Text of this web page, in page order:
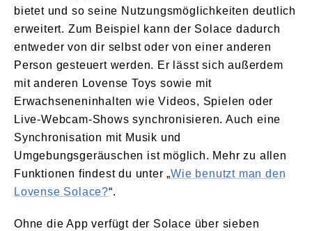
bietet und so seine Nutzungsmöglichkeiten deutlich
erweitert. Zum Beispiel kann der Solace dadurch
entweder von dir selbst oder von einer anderen
Person gesteuert werden. Er lässt sich außerdem
mit anderen Lovense Toys sowie mit
Erwachseneninhalten wie Videos, Spielen oder
Live-Webcam-Shows synchronisieren. Auch eine
Synchronisation mit Musik und
Umgebungsgeräuschen ist möglich. Mehr zu allen
Funktionen findest du unter „Wie benutzt man den
Lovense Solace?“.
Ohne die App verfügt der Solace über sieben